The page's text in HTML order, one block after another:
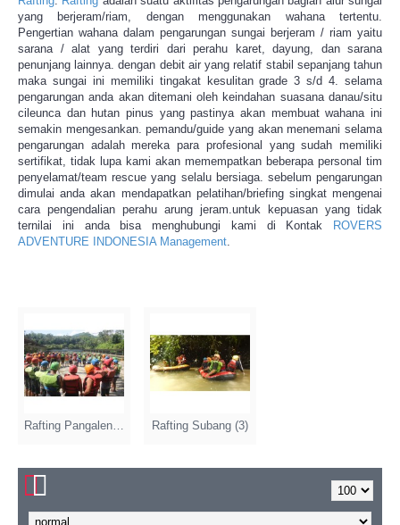
yang berjeram/riam, dengan menggunakan wahana tertentu.
Pengertian wahana dalam pengarungan sungai berjeram / riam yaitu
sarana / alat yang terdiri dari perahu karet, dayung, dan sarana
penunjang lainnya. dengan debit air yang relatif stabil sepanjang tahun
maka sungai ini memiliki tingakat kesulitan grade 3 s/d 4. selama
pengarungan anda akan ditemani oleh keindahan suasana danau/situ
cileunca dan hutan pinus yang pastinya akan membuat wahana ini
semakin mengesankan. pemandu/guide yang akan menemani selama
pengarungan adalah mereka para profesional yang sudah memiliki
sertifikat, tidak lupa kami akan memempatkan beberapa personal tim
penyelamat/team rescue yang selalu bersiaga. sebelum pengarungan
dimulai anda akan mendapatkan pelatihan/briefing singkat mengenai
cara pengendalian perahu arung jeram.untuk kepuasan yang tidak
ternilai ini anda bisa menghubungi kami di Kontak
ROVERS
ADVENTURE INDONESIA Management.
Rafting Pangalengan (3) Rafting Subang (3)